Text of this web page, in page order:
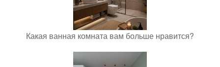
Какая ванная комната вам больше нравится?